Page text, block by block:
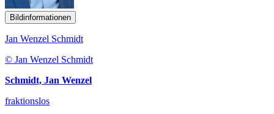
Bildinformationen
Jan Wenzel Schmidt
© Jan Wenzel Schmidt
Schmidt, Jan Wenzel
fraktionslos